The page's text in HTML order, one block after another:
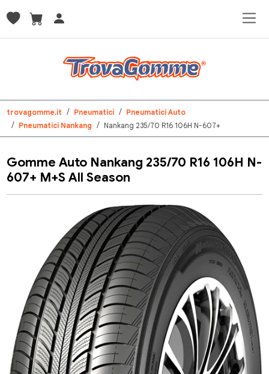
trovagomme.it Pneumatici
Pneumatici Auto
Pneumatici Nankang
Nankang 235/70 R16 106H N-607+
Gomme Auto Nankang 235/70 R16 106H N-
607+ M+S All Season